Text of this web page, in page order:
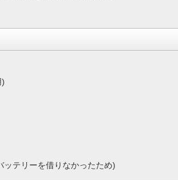
)
ッテリーを借りなかったため)